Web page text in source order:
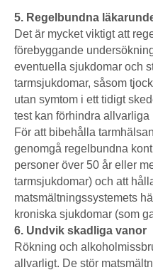
5. Regelbundna
Det är mycket viktigt att
förebyggande
eventuella sjukdomar och
tarmsjukdomar, såsom
utan symtom i ett tidigt
test kan förhindra allvarliga
För att bibehålla
genomgå regelbundna
personer över 50 år eller
tarmsjukdomar) och att
matsmältningssystemets
kroniska sjukdomar (som
6. Undvik skadliga vanor
Rökning och
allvarligt. De stör